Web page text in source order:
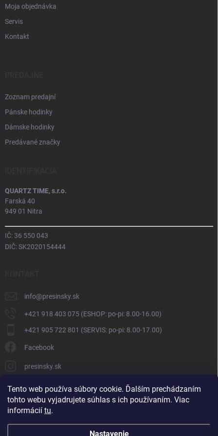
Tento web používa súbory cookie. Ďalším prechádzaním
tohto webu vyjadrujete súhlas s ich používaním. Viac
informácií tu.
Nastavenie
Moja objednávka
Servis
Kontakt
Zoznam predajní
Pánske hodinky
Dámske hodinky
Predávané značky
QUARTZ TIME, s.r.o.
Farská 40
949 01 Nitra
IČ: 36 550 043
DIČ: SK2020154444
info@presinsky.sk
+421 918 403 075 (ESHOP: po-pi: 8.00-16.00)
+421 905 722 801 (SERVIS: po-pi: 8.00-17.00)
Facebook
presinsky.sk